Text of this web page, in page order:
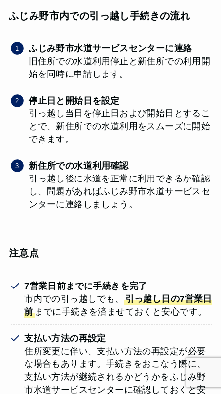
ふじみ野市内での引っ越し手続きの流れ
ふじみ野市水道サービスセンターに連絡
旧住所での水道利用停止と新住所での利用開
始を同時に申請します。
停止日と開始日を設定
引っ越し当日を停止日および開始日とするこ
とで、新住所での水道利用をスムーズに開始
できます。
新住所での水道利用確認
引っ越し後に水道を正常に利用できるか確認
し、問題があればふじみ野市水道サービスセ
ンターに連絡しましょう。
注意点
7営業日前までに手続きを完了
市内での引っ越しでも、 引っ越し日の7営業日
前までに手続きを済ませておくと安心です。
支払い方法の再設定
住所変更に伴い、支払い方法の再設定が必要
な場合もあります。手続きをおこなう際に、
支払い方法が継続されるかどうかをふじみ野
市水道サービスセンターに確認しておくと安